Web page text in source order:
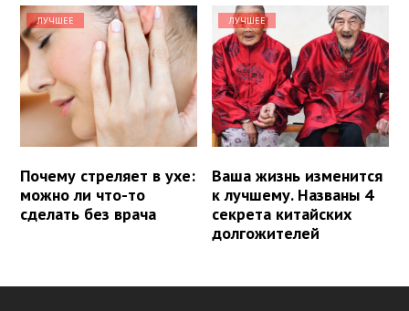
ЛУЧШЕЕ
Почему стреляет в ухе:
можно ли что-то
сделать без врача
ЛУЧШЕЕ
Ваша жизнь изменится
к лучшему. Названы 4
секрета китайских
долгожителей